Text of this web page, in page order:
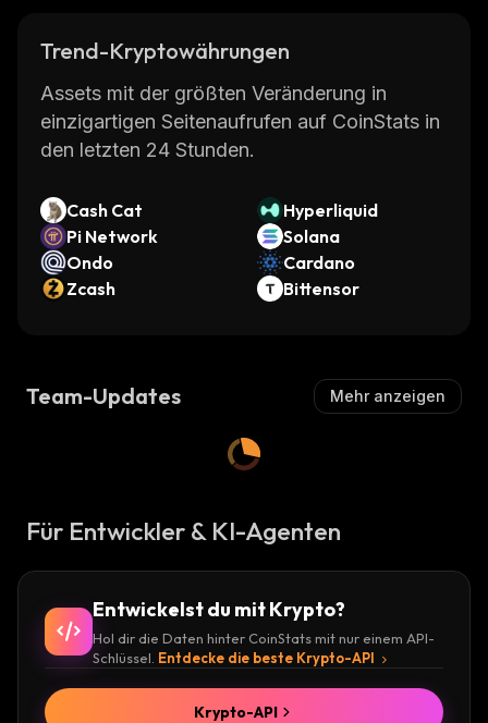
Trend-Kryptowährungen
Assets mit der größten Veränderung in
einzigartigen Seitenaufrufen auf CoinStats in
den letzten 24 Stunden.
Cash Cat
Hyperliquid
Pi Network
Solana
Ondo
Cardano
Zcash
Bittensor
Team-Updates Mehr anzeigen
Für Entwickler & KI-Agenten
Entwickelst du mit Krypto?
Hol dir die Daten hinter CoinStats mit nur einem API-
Schlüssel. Entdecke die beste Krypto-API
Krypto-API